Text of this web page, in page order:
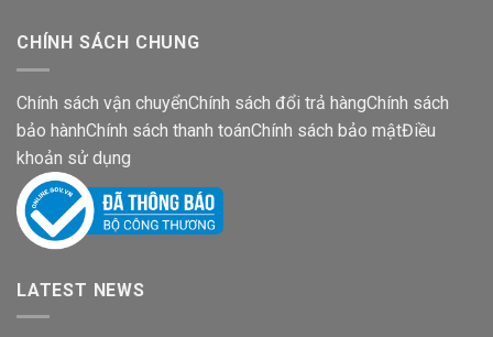
CHÍNH SÁCH CHUNG
Chính sách vận chuyểnChính sách đổi trả hàngChính sách
bảo hànhChính sách thanh toánChính sách bảo mậtĐiều
khoản sử dụng
LATEST NEWS